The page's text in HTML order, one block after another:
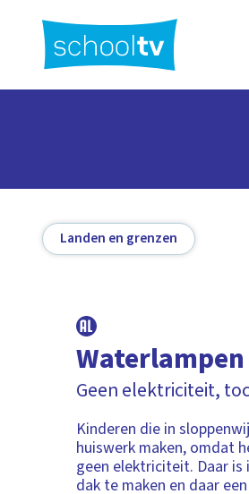
hoofdinhoud
Landen en grenzen
Geen elektriciteit,
Kinderen die in
huiswerk maken, omdat
geen elektriciteit. Daar
dak te maken en daar